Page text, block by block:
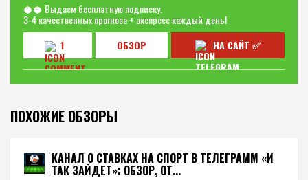
🥥🥥 Выдаем бесплатную подписку.
3-4 качественных прогноза + экспресс каждый день!
1
ОБЗОР НА САЙТ ✅
ПОХОЖИЕ ОБЗОРЫ
КАНАЛ О СТАВКАХ НА СПОРТ В ТЕЛЕГРАММ «И
ТАК ЗАЙДЕТ»: ОБЗОР, ОТ...